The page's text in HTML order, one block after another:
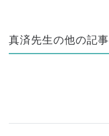
真済先生の他の記事